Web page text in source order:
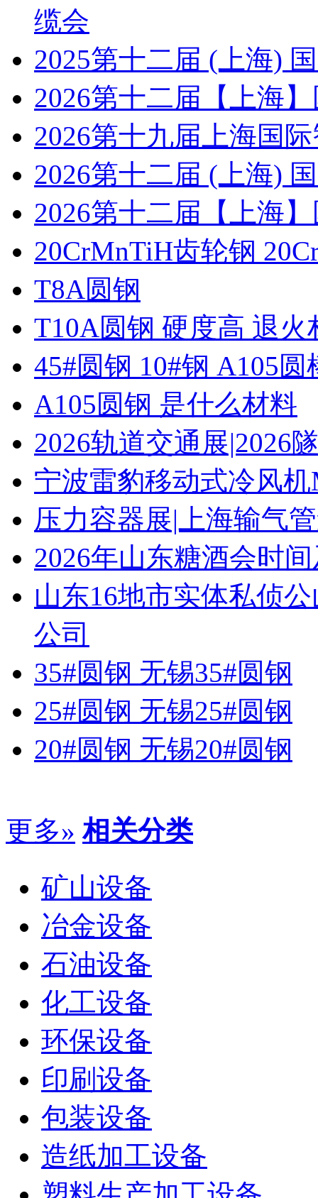
缆会
2025第十二届 (上海)
2026第十二届【上海
2026第十九届上海国
2026第十二届 (上海)
2026第十二届【上海
20CrMnTiH齿轮钢
T8A圆钢
T10A圆钢 硬度高 退火
45#圆钢 10#钢 A105圆
A105圆钢 是什么材料
2026轨道交通展|2026
宁波雷豹移动式冷风
压力容器展|上海输气
2026年山东糖酒会时
山东16地市实体私侦
公司
35#圆钢 无锡35#圆钢
25#圆钢 无锡25#圆钢
20#圆钢 无锡20#圆钢
更多» 相关分类
矿山设备
冶金设备
石油设备
化工设备
环保设备
印刷设备
包装设备
造纸加工设备